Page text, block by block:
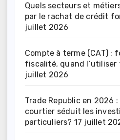
Quels secteurs et
par le rachat de crédit
juillet 2026
Compte à terme (CAT) :
fiscalité, quand
juillet 2026
Trade Republic en 2026
courtier séduit les
particuliers? 17 juillet